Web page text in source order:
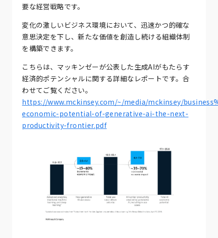
要な経営戦略です。
変化の激しいビジネス環境において、迅速かつ的確な
意思決定を下し、新たな価値を創造し続ける組織体制
を構築できます。
こちらは、マッキンゼーが公表した生成AIがもたらす
経済的ポテンシャルに関する詳細なレポートです。合
わせてご覧ください。
https://www.mckinsey.com/~/media/mckinsey/
economic-potential-of-generative-ai-the-next-
productivity-frontier.pdf